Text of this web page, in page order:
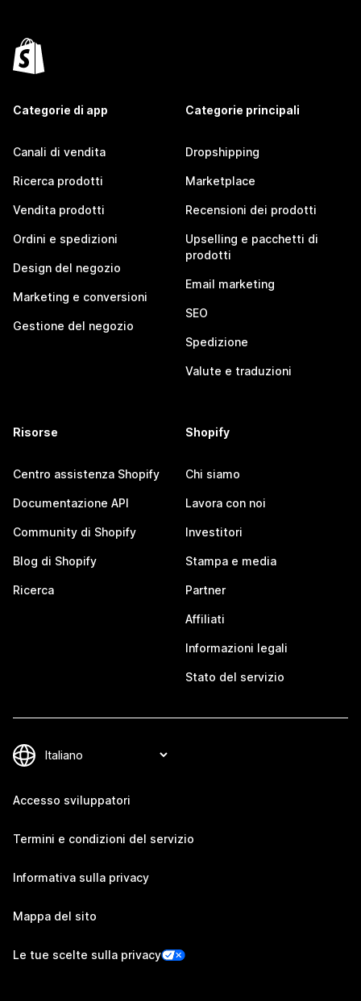
Categorie di app
Canali di vendita
Ricerca prodotti
Vendita prodotti
Ordini e spedizioni
Design del negozio
Marketing e conversioni
Gestione del negozio
Categorie principali
Dropshipping
Marketplace
Recensioni dei prodotti
Upselling e pacchetti di
prodotti
Email marketing
SEO
Spedizione
Valute e traduzioni
Risorse
Centro assistenza Shopify
Documentazione API
Community di Shopify
Blog di Shopify
Ricerca
Shopify
Chi siamo
Lavora con noi
Investitori
Stampa e media
Partner
Affiliati
Informazioni legali
Stato del servizio
Accesso sviluppatori
Termini e condizioni del servizio
Informativa sulla privacy
Mappa del sito
Le tue scelte sulla privacy